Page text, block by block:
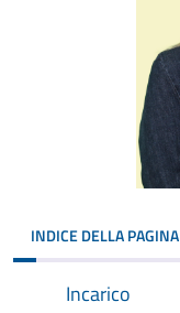
INDICE DELLA PAGINA
Incarico